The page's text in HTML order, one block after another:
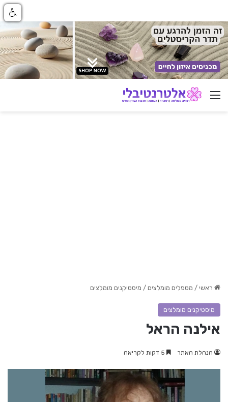
ניווט באתר
ראשי / מטפלים מומלצים / מיסטיקנים מומלצים
מיסטיקנים מומלצים
אילנה הראל
הנהלת האתר